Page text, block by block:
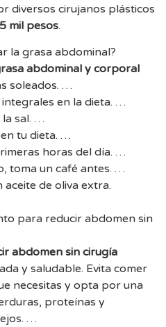
diversos cirujanos plásticos
mil pesos.
la grasa abdominal?
abdominal y corporal
soleados. …
en la dieta. …
sal. …
tu dieta. …
horas del día. …
toma un café antes. …
aceite de oliva extra.
para reducir abdomen sin
abdomen sin cirugía
y saludable. Evita comer
necesitas y opta por una
proteínas y
…